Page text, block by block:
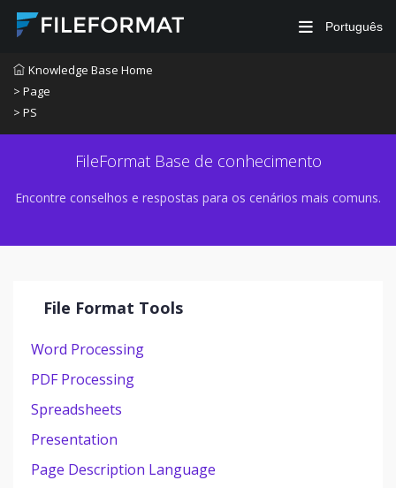
Português
Knowledge Base Home
> Page
> PS
FileFormat Base de conhecimento
Encontre conselhos e respostas para os cenários mais comuns.
File Format Tools
Word Processing
PDF Processing
Spreadsheets
Presentation
Page Description Language